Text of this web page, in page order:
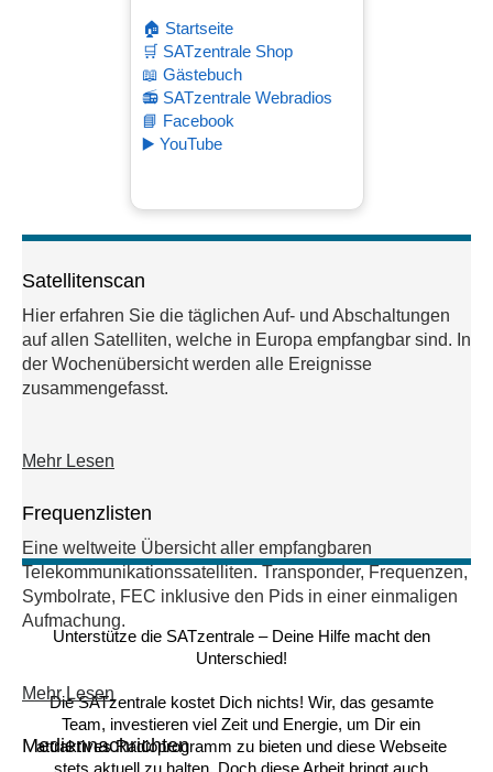
🏠 Startseite
🛒 SATzentrale Shop
📖 Gästebuch
📻 SATzentrale Webradios
📘 Facebook
▶️ YouTube
Satellitenscan
Hier erfahren Sie die täglichen Auf- und Abschaltungen
auf allen Satelliten, welche in Europa empfangbar sind. In
der Wochenübersicht werden alle Ereignisse
zusammengefasst.
Mehr Lesen
Frequenzlisten
Eine weltweite Übersicht aller empfangbaren
Telekommunikationssatelliten. Transponder, Frequenzen,
Symbolrate, FEC inklusive den Pids in einer einmaligen
Aufmachung.
Mehr Lesen
Mediennachrichten
Unterstütze die SATzentrale – Deine Hilfe macht den
Unterschied!
Die SATzentrale kostet Dich nichts! Wir, das gesamte
Team, investieren viel Zeit und Energie, um Dir ein
attraktives Radioprogramm zu bieten und diese Webseite
stets aktuell zu halten. Doch diese Arbeit bringt auch